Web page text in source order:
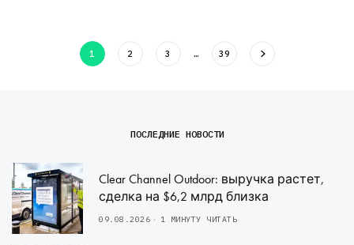
1 2 3 … 39
ПОСЛЕДНИЕ НОВОСТИ
Clear Channel Outdoor: выручка растет,
сделка на $6,2 млрд близка
09.08.2026 1 МИНУТУ ЧИТАТЬ